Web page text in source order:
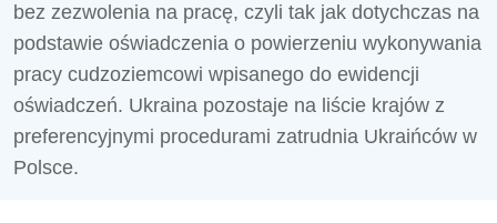
bez zezwolenia na pracę, czyli tak jak dotychczas na
podstawie oświadczenia o powierzeniu wykonywania
pracy cudzoziemcowi wpisanego do ewidencji
oświadczeń. Ukraina pozostaje na liście krajów z
preferencyjnymi procedurami zatrudnia Ukraińców w
Polsce.